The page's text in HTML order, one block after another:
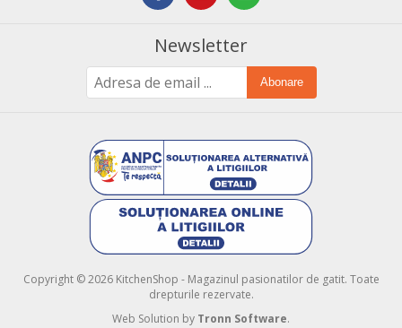
Newsletter
Abonare
Copyright © 2026 KitchenShop - Magazinul pasionatilor de gatit. Toate
drepturile rezervate.
Web Solution by Tronn Software.